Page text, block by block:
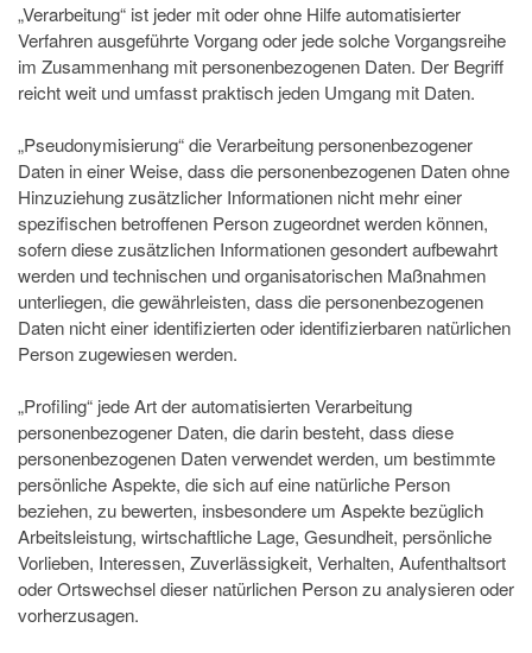
„Verarbeitung“ ist jeder mit oder ohne Hilfe automatisierter
Verfahren ausgeführte Vorgang oder jede solche Vorgangsreihe
im Zusammenhang mit personenbezogenen Daten. Der Begriff
reicht weit und umfasst praktisch jeden Umgang mit Daten.
„Pseudonymisierung“ die Verarbeitung personenbezogener
Daten in einer Weise, dass die personenbezogenen Daten ohne
Hinzuziehung zusätzlicher Informationen nicht mehr einer
spezifischen betroffenen Person zugeordnet werden können,
sofern diese zusätzlichen Informationen gesondert aufbewahrt
werden und technischen und organisatorischen Maßnahmen
unterliegen, die gewährleisten, dass die personenbezogenen
Daten nicht einer identifizierten oder identifizierbaren natürlichen
Person zugewiesen werden.
„Profiling“ jede Art der automatisierten Verarbeitung
personenbezogener Daten, die darin besteht, dass diese
personenbezogenen Daten verwendet werden, um bestimmte
persönliche Aspekte, die sich auf eine natürliche Person
beziehen, zu bewerten, insbesondere um Aspekte bezüglich
Arbeitsleistung, wirtschaftliche Lage, Gesundheit, persönliche
Vorlieben, Interessen, Zuverlässigkeit, Verhalten, Aufenthaltsort
oder Ortswechsel dieser natürlichen Person zu analysieren oder
vorherzusagen.